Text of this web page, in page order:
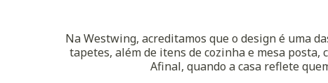
Na Westwing, acreditamos que o design é uma
tapetes, além de itens de cozinha e mesa
Afinal, quando a casa reflete